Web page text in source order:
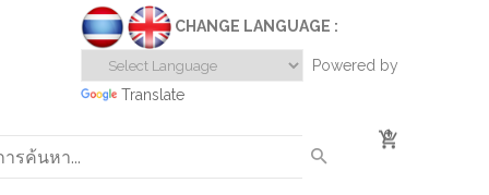
CHANGE LANGUAGE :
Powered by
Translate
0